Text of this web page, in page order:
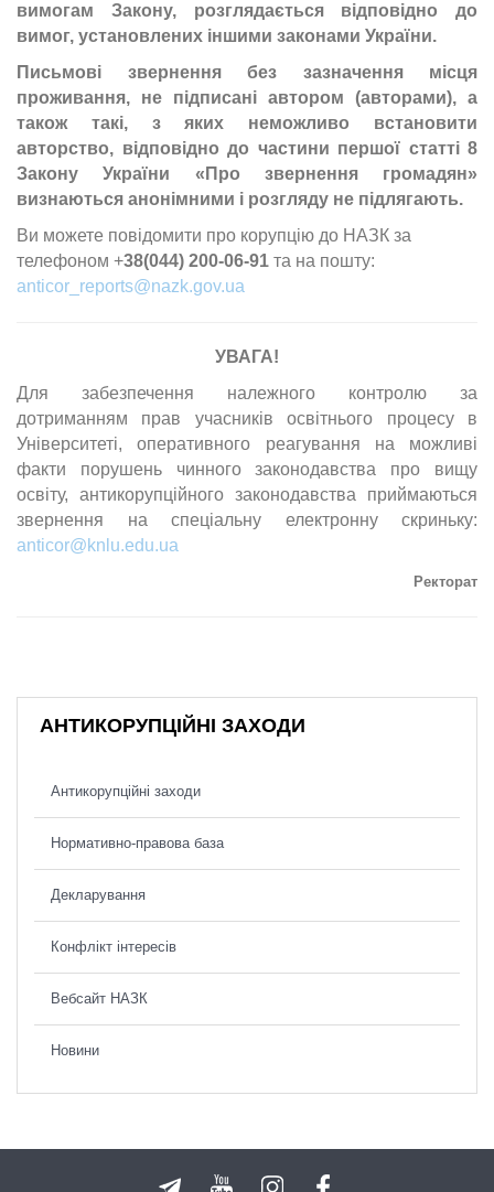
вимогам Закону, розглядається відповідно до
вимог, установлених іншими законами України.
Письмові звернення без зазначення місця
проживання, не підписані автором (авторами), а
також такі, з яких неможливо встановити
авторство, відповідно до частини першої статті 8
Закону України «Про звернення громадян»
визнаються анонімними і розгляду не підлягають.
Ви можете повідомити про корупцію до НАЗК за
телефоном +38(044) 200-06-91 та на пошту:
anticor_reports@nazk.gov.ua
УВАГА!
Для забезпечення належного контролю за
дотриманням прав учасників освітнього процесу в
Університеті, оперативного реагування на можливі
факти порушень чинного законодавства про вищу
освіту, антикорупційного законодавства приймаються
звернення на спеціальну електронну скриньку:
anticor@knlu.edu.ua
Ректорат
АНТИКОРУПЦІЙНІ ЗАХОДИ
Антикорупційні заходи
Нормативно-правова база
Декларування
Конфлікт інтересів
Вебсайт НАЗК
Новини